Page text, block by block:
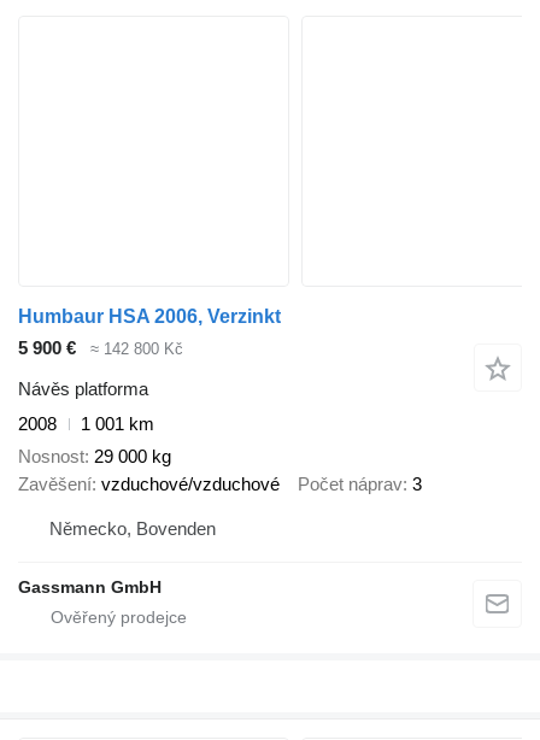
Humbaur HSA 2006, Verzinkt
5 900 €
≈ 142 800 Kč
Návěs platforma
2008
1 001 km
Nosnost 29 000 kg
Zavěšení vzduchové/vzduchové Počet náprav 3
Německo, Bovenden
Gassmann GmbH